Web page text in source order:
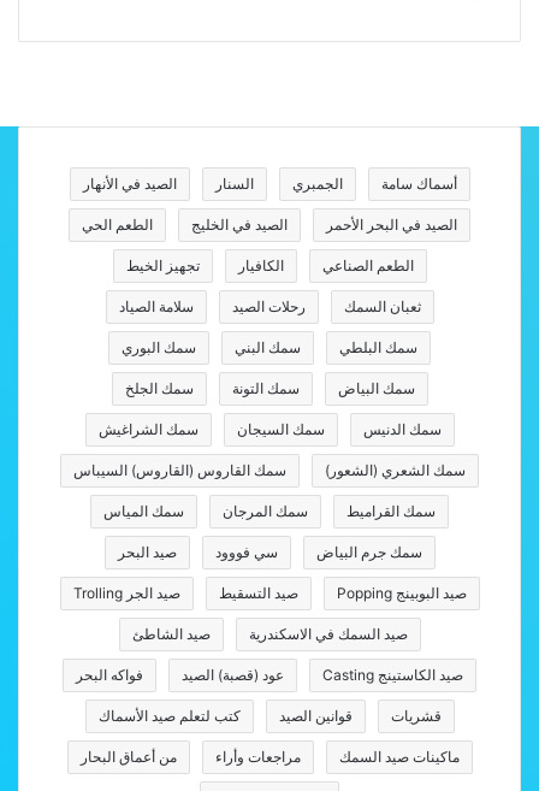
أسماك سامة الجمبري السنار الصيد في الأنهار
الصيد في البحر الأحمر الصيد في الخليج الطعم الحي
الطعم الصناعي الكافيار تجهيز الخيط
ثعبان السمك رحلات الصيد سلامة الصياد
سمك البلطي سمك البني سمك البوري
سمك البياض سمك التونة سمك الجلخ
سمك الدنيس سمك السيجان سمك الشراغيش
سمك الشعري (الشعور) سمك القاروس (القاروس) السيباس
سمك القراميط سمك المرجان سمك المياس
سمك جرم البياض سي فووود صيد البحر
صيد البوبينج Popping صيد التسقيط صيد الجر Trolling
صيد السمك في الاسكندرية صيد الشاطئ
صيد الكاستينج Casting عود (قصبة) الصيد فواكه البحر
قشريات قوانين الصيد كتب لتعلم صيد الأسماك
ماكينات صيد السمك مراجعات وأراء من أعماق البحار